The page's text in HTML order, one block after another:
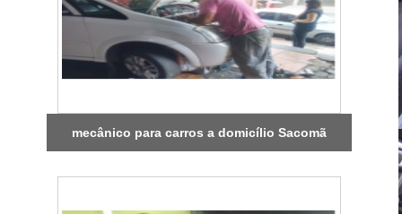
mecânico para carros a domicílio Sacomã